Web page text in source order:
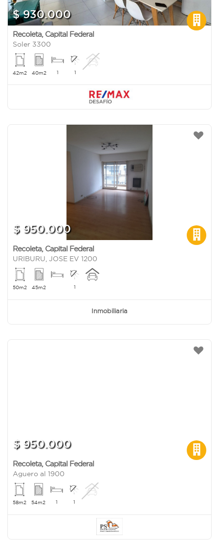
$ 930.000
Recoleta, Capital Federal
Soler 3300
42m2 40m2 1 1
$ 950.000
Recoleta, Capital Federal
URIBURU, JOSE EV 1200
50m2 45m2 1
Inmobiliaria
$ 950.000
Recoleta, Capital Federal
Aguero al 1900
58m2 54m2 1 1